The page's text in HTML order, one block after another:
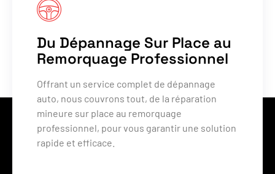
Du Dépannage Sur Place au
Remorquage Professionnel
Offrant un service complet de dépannage
auto, nous couvrons tout, de la réparation
mineure sur place au remorquage
professionnel, pour vous garantir une solution
rapide et efficace.